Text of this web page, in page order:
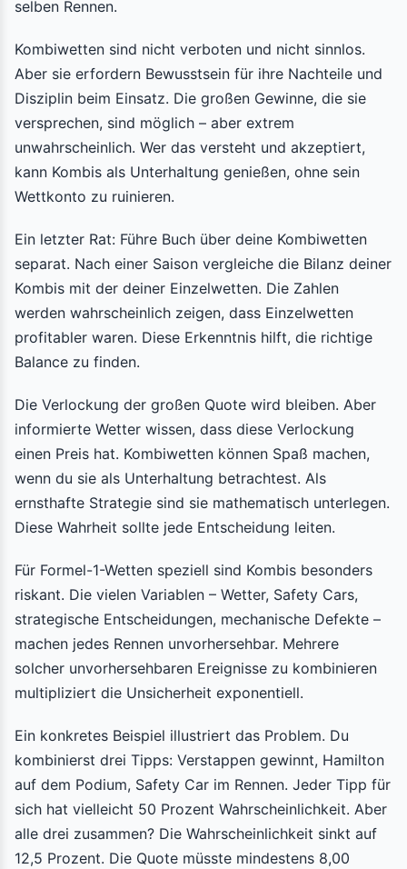
selben Rennen.
Kombiwetten sind nicht verboten und nicht sinnlos.
Aber sie erfordern Bewusstsein für ihre Nachteile und
Disziplin beim Einsatz. Die großen Gewinne, die sie
versprechen, sind möglich – aber extrem
unwahrscheinlich. Wer das versteht und akzeptiert,
kann Kombis als Unterhaltung genießen, ohne sein
Wettkonto zu ruinieren.
Ein letzter Rat: Führe Buch über deine Kombiwetten
separat. Nach einer Saison vergleiche die Bilanz deiner
Kombis mit der deiner Einzelwetten. Die Zahlen
werden wahrscheinlich zeigen, dass Einzelwetten
profitabler waren. Diese Erkenntnis hilft, die richtige
Balance zu finden.
Die Verlockung der großen Quote wird bleiben. Aber
informierte Wetter wissen, dass diese Verlockung
einen Preis hat. Kombiwetten können Spaß machen,
wenn du sie als Unterhaltung betrachtest. Als
ernsthafte Strategie sind sie mathematisch unterlegen.
Diese Wahrheit sollte jede Entscheidung leiten.
Für Formel-1-Wetten speziell sind Kombis besonders
riskant. Die vielen Variablen – Wetter, Safety Cars,
strategische Entscheidungen, mechanische Defekte –
machen jedes Rennen unvorhersehbar. Mehrere
solcher unvorhersehbaren Ereignisse zu kombinieren
multipliziert die Unsicherheit exponentiell.
Ein konkretes Beispiel illustriert das Problem. Du
kombinierst drei Tipps: Verstappen gewinnt, Hamilton
auf dem Podium, Safety Car im Rennen. Jeder Tipp für
sich hat vielleicht 50 Prozent Wahrscheinlichkeit. Aber
alle drei zusammen? Die Wahrscheinlichkeit sinkt auf
12,5 Prozent. Die Quote müsste mindestens 8,00